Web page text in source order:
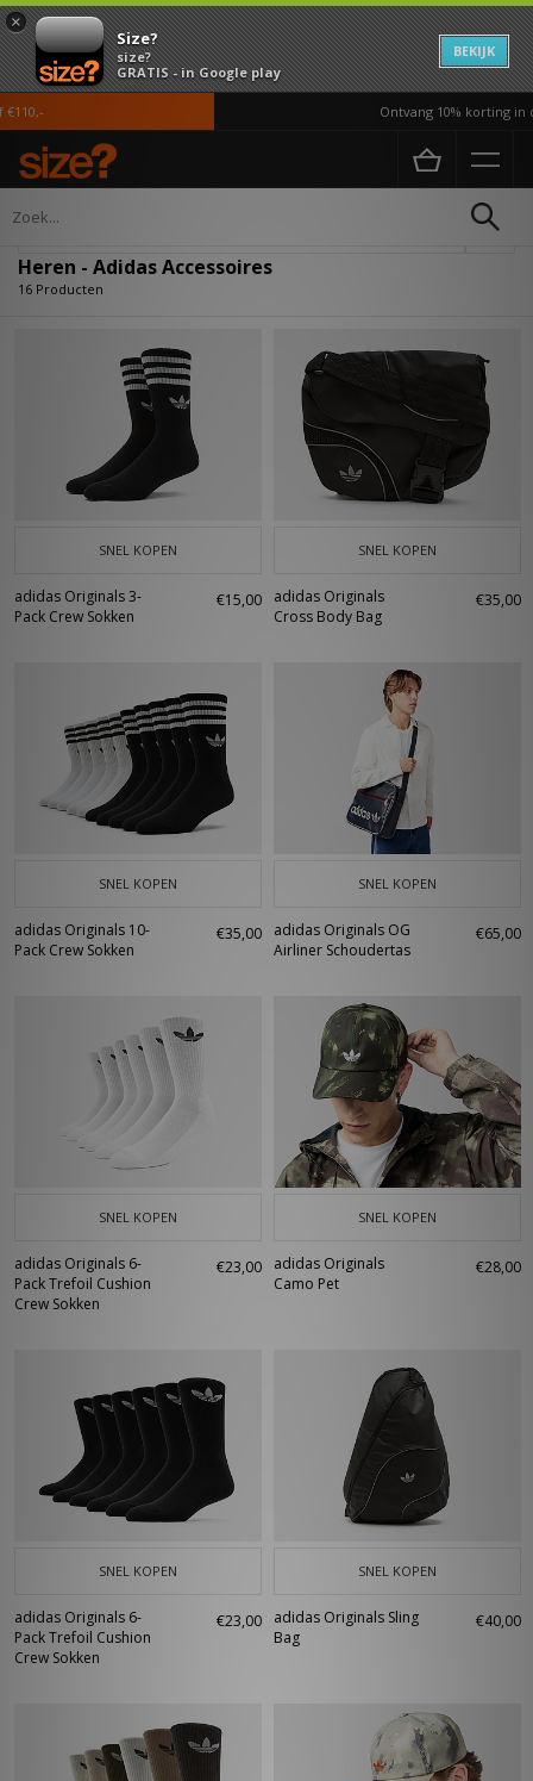
×
Size?
size?
GRATIS - in Google play
BEKIJK
Ontvang 10% korting in de
Home Heren
Heren - Adidas Accessoires
16 Producten
SNEL KOPEN
adidas Originals 3-
Pack Crew Sokken
€15,00
SNEL KOPEN
adidas Originals
Cross Body Bag
€35,00
SNEL KOPEN
adidas Originals 10-
Pack Crew Sokken
€35,00
SNEL KOPEN
adidas Originals OG
Airliner Schoudertas
€65,00
SNEL KOPEN
adidas Originals 6-
Pack Trefoil Cushion
Crew Sokken
€23,00
SNEL KOPEN
adidas Originals
Camo Pet
€28,00
SNEL KOPEN
adidas Originals 6-
Pack Trefoil Cushion
Crew Sokken
€23,00
SNEL KOPEN
adidas Originals Sling
Bag
€40,00